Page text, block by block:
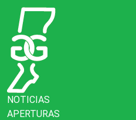
NOTICIAS
APERTURAS